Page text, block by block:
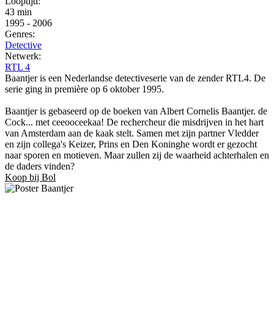
43 min
1995 - 2006
Genres:
Detective
Netwerk:
RTL 4
Baantjer is een Nederlandse detectiveserie van de zender RTL4. De
serie ging in première op 6 oktober 1995.
Baantjer is gebaseerd op de boeken van Albert Cornelis Baantjer. de
Cock... met ceeooceekaa! De rechercheur die misdrijven in het hart
van Amsterdam aan de kaak stelt. Samen met zijn partner Vledder
en zijn collega's Keizer, Prins en Den Koninghe wordt er gezocht
naar sporen en motieven. Maar zullen zij de waarheid achterhalen en
de daders vinden?
Koop bij Bol